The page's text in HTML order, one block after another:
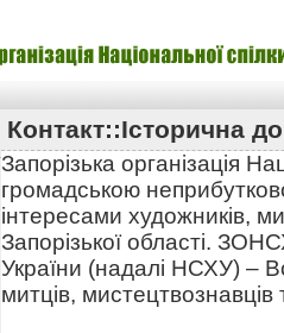
Контакт::Історична
Запорізька організація
громадською
інтересами художників,
Запорізької області.
України (надалі НСХУ) –
митців,